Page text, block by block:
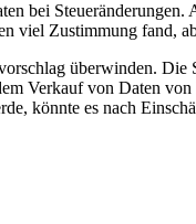
bei Steueränderungen.
viel Zustimmung fand,
überwinden.
Verkauf von Daten
könnte es nach